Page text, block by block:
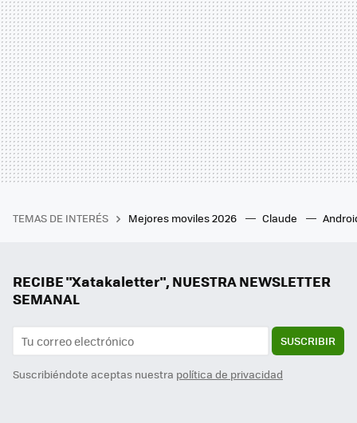
TEMAS DE INTERÉS Mejores moviles 2026 Claude
RECIBE "Xatakaletter", NUESTRA NEWSLETTER
SEMANAL
SUSCRIBIR
Suscribiéndote aceptas nuestra política de privacidad